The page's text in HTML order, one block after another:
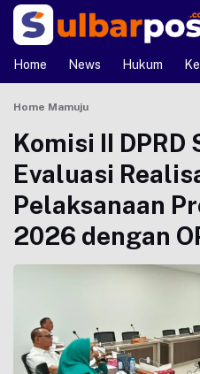
Home News Hukum
Home Mamuju
Komisi II
Evaluasi
Pelaksanaan
2026 dengan